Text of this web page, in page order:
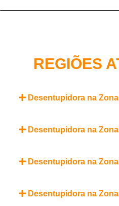
REGIÕES
Desentupidora na
Desentupidora na
Desentupidora na
Desentupidora na Zona